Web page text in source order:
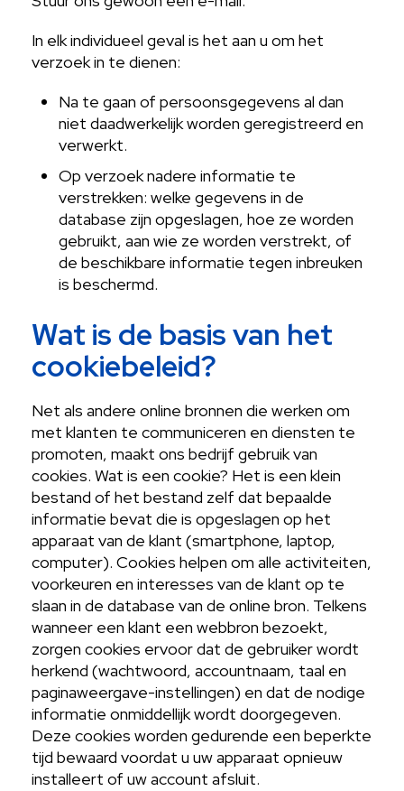
In elk individueel geval is het aan u om het
verzoek in te dienen:
Na te gaan of persoonsgegevens al dan
niet daadwerkelijk worden geregistreerd en
verwerkt.
Op verzoek nadere informatie te
verstrekken: welke gegevens in de
database zijn opgeslagen, hoe ze worden
gebruikt, aan wie ze worden verstrekt, of
de beschikbare informatie tegen inbreuken
is beschermd.
Wat is de basis van het
cookiebeleid?
Net als andere online bronnen die werken om
met klanten te communiceren en diensten te
promoten, maakt ons bedrijf gebruik van
cookies. Wat is een cookie? Het is een klein
bestand of het bestand zelf dat bepaalde
informatie bevat die is opgeslagen op het
apparaat van de klant (smartphone, laptop,
computer). Cookies helpen om alle activiteiten,
voorkeuren en interesses van de klant op te
slaan in de database van de online bron. Telkens
wanneer een klant een webbron bezoekt,
zorgen cookies ervoor dat de gebruiker wordt
herkend (wachtwoord, accountnaam, taal en
paginaweergave-instellingen) en dat de nodige
informatie onmiddellijk wordt doorgegeven.
Deze cookies worden gedurende een beperkte
tijd bewaard voordat u uw apparaat opnieuw
installeert of uw account afsluit.